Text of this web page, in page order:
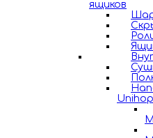
ящиков